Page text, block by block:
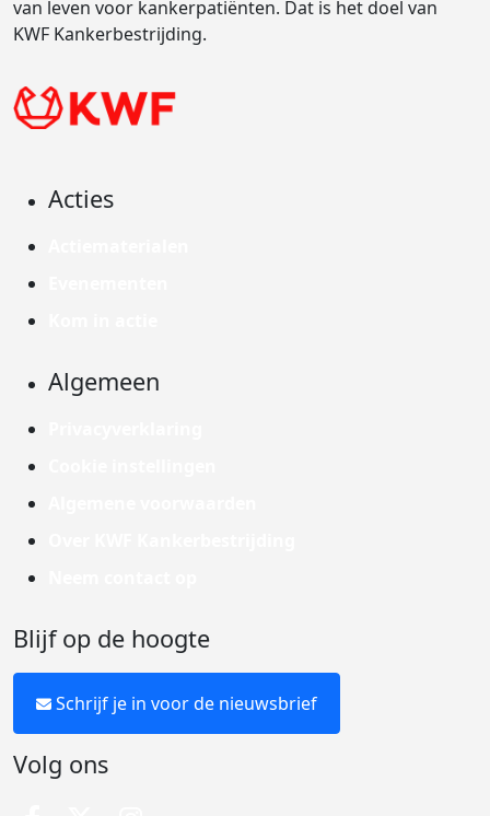
van leven voor kankerpatiënten. Dat is het doel van
KWF Kankerbestrijding.
Acties
Algemeen
Blijf op de hoogte
Schrijf je in voor de nieuwsbrief
Volg ons